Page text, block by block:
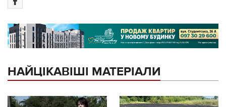
НАЙЦІКАВІШІ МАТЕРІАЛИ